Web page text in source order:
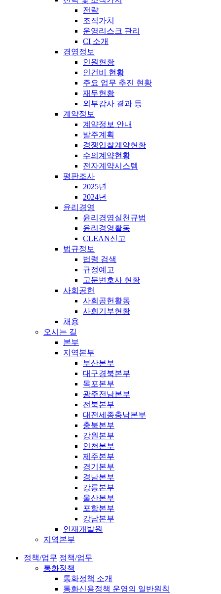
전략
조직가치
운영리스크 관리
CI 소개
경영정보
인원현황
인건비 현황
주요 업무 추진 현황
재무현황
외부감사 결과 등
계약정보
계약정보 안내
발주계획
경쟁입찰계약현황
수의계약현황
전자계약시스템
평판조사
2025년
2024년
윤리경영
윤리경영실천규범
윤리경영활동
CLEAN신고
법규정보
법령 검색
규정예고
고문변호사 현황
사회공헌
사회공헌활동
사회기부현황
채용
오시는 길
본부
지역본부
부산본부
대구경북본부
목포본부
광주전남본부
전북본부
대전세종충남본부
충북본부
강원본부
인천본부
제주본부
경기본부
경남본부
강릉본부
울산본부
포항본부
강남본부
인재개발원
지역본부
정책/업무 정책/업무
통화정책
통화정책 소개
통화신용정책 운영의 일반원칙